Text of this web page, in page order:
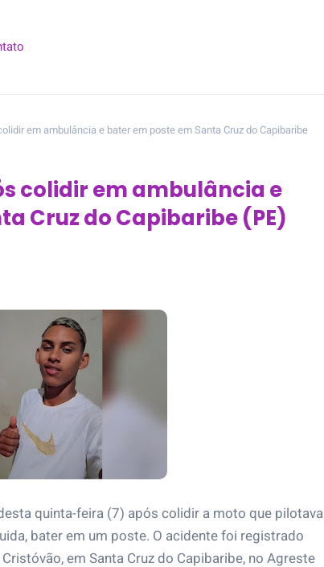
em ambulância e bater em poste em Santa Cruz do Capibaribe
colidir em ambulância e
Cruz do Capibaribe (PE)
quinta-feira (7) após colidir a moto que pilotava
bater em um poste. O acidente foi registrado
em Santa Cruz do Capibaribe, no Agreste